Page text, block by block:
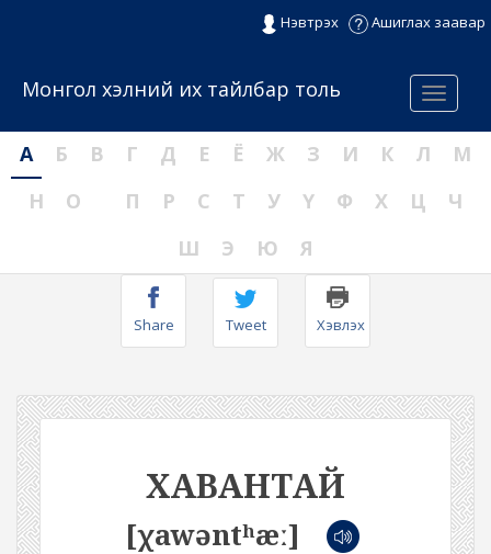
Нэвтрэх Ашиглах заавар
Menu
Монгол хэлний их тайлбар толь
А Б В Г Д Е Ё Ж З И К Л
М
Н
О П Р С Т У Ү Ф Х Ц
Ч
Ш
Э Ю Я
Share Tweet Хэвлэх
ХАВАНТАЙ
[χawəntʰæː]